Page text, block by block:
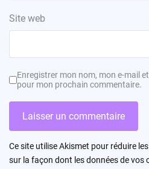
Site web
Enregistrer mon nom, mon e-mail
pour mon prochain commentaire.
Ce site utilise Akismet pour réduire
sur la façon dont les données de